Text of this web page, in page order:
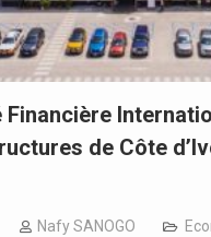
Financière
de Côte
Nafy SANOGO